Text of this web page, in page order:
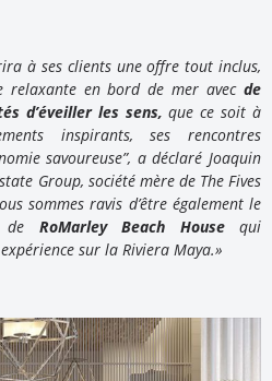
à ses clients une offre tout inclus,
relaxante en bord de mer avec de
d’éveiller les sens, que ce soit à
inspirants, ses rencontres
savoureuse”, a déclaré Joaquin
Group, société mère de The Fives
sommes ravis d’être également le
de RoMarley Beach Housequi
sur la Riviera Maya.»